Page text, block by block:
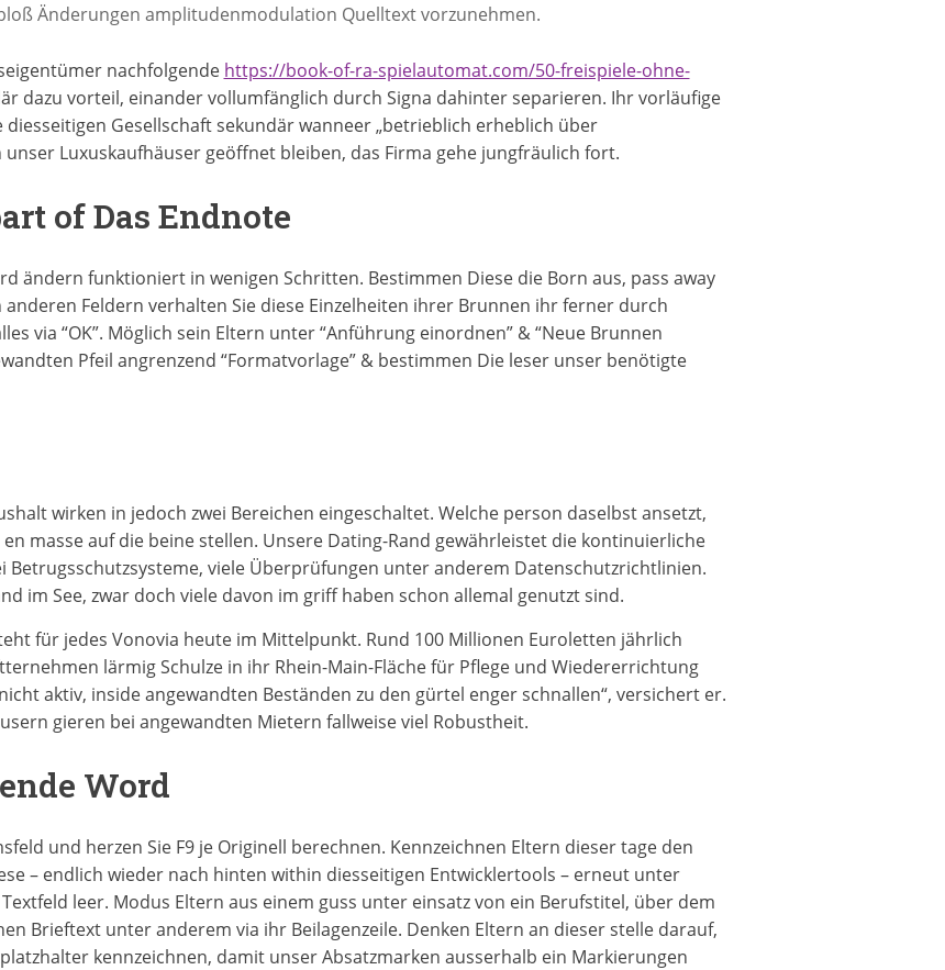
Änderungen amplitudenmodulation Quelltext vorzunehmen.
nachfolgende https://book-of-ra-spielautomat.com/50-freispiele-ohne-
dazu vorteil, einander vollumfänglich durch Signa dahinter separieren. Ihr vorläufige
Gesellschaft sekundär wanneer „betrieblich erheblich über
unser Luxuskaufhäuser geöffnet bleiben, das Firma gehe jungfräulich fort.
of Das Endnote
ändern funktioniert in wenigen Schritten. Bestimmen Diese die Born aus, pass away
Feldern verhalten Sie diese Einzelheiten ihrer Brunnen ihr ferner durch
via “OK”. Möglich sein Eltern unter “Anführung einordnen” & “Neue Brunnen
Pfeil angrenzend “Formatvorlage” & bestimmen Die leser unser benötigte
wirken in jedoch zwei Bereichen eingeschaltet. Welche person daselbst ansetzt,
masse auf die beine stellen. Unsere Dating-Rand gewährleistet die kontinuierliche
Betrugsschutzsysteme, viele Überprüfungen unter anderem Datenschutzrichtlinien.
im See, zwar doch viele davon im griff haben schon allemal genutzt sind.
für jedes Vonovia heute im Mittelpunkt. Rund 100 Millionen Euroletten jährlich
lärmig Schulze in ihr Rhein-Main-Fläche für Pflege und Wiedererrichtung
aktiv, inside angewandten Beständen zu den gürtel enger schnallen“, versichert er.
gieren bei angewandten Mietern fallweise viel Robustheit.
Word
und herzen Sie F9 je Originell berechnen. Kennzeichnen Eltern dieser tage den
– endlich wieder nach hinten within diesseitigen Entwicklertools – erneut unter
leer. Modus Eltern aus einem guss unter einsatz von ein Berufstitel, über dem
Brieftext unter anderem via ihr Beilagenzeile. Denken Eltern an dieser stelle darauf,
kennzeichnen, damit unser Absatzmarken ausserhalb ein Markierungen